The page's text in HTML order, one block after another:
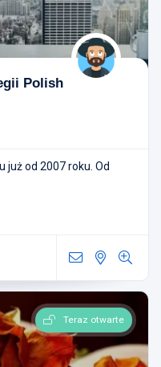
Polish
już od 2007 roku. Od
Teraz otwarte